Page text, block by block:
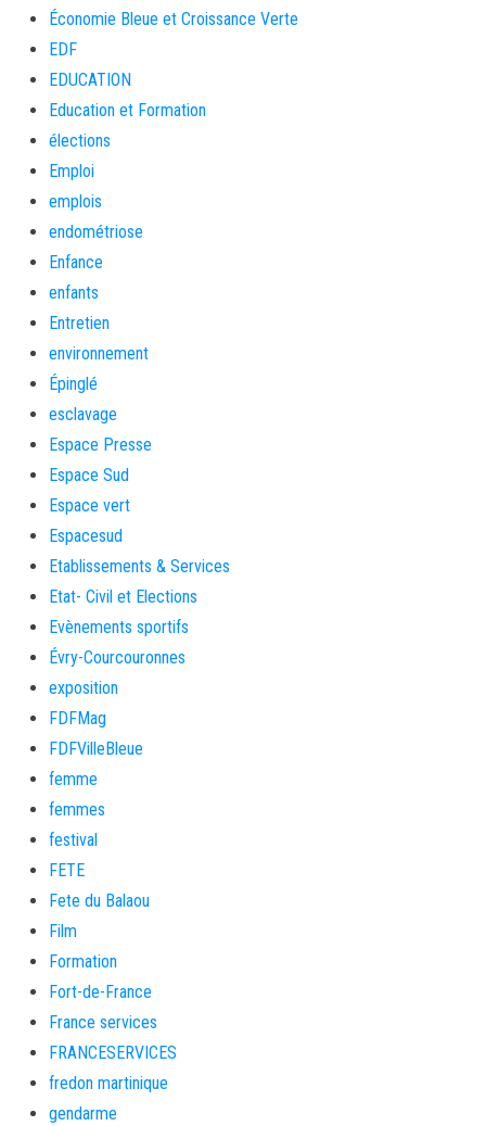
Économie Bleue et Croissance Verte
EDF
EDUCATION
Education et Formation
élections
Emploi
emplois
endométriose
Enfance
enfants
Entretien
environnement
Épinglé
esclavage
Espace Presse
Espace Sud
Espace vert
Espacesud
Etablissements & Services
Etat- Civil et Elections
Evènements sportifs
Évry-Courcouronnes
exposition
FDFMag
FDFVilleBleue
femme
femmes
festival
FETE
Fete du Balaou
Film
Formation
Fort-de-France
France services
FRANCESERVICES
fredon martinique
gendarme